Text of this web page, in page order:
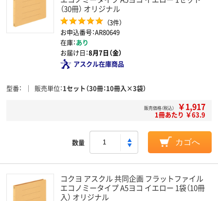
（30冊） オリジナル
（3件）
お申込番号：AR80649
在庫：あり
お届け日：8月7日（金）
アスクル在庫商品
型番 販売単位 1セット（30冊：10冊入×3袋）
販売価格（税込） ￥1,917
1冊あたり ￥63.9
数量 カゴへ
コクヨ アスクル 共同企画 フラットファイル
エコノミータイプ A5ヨコ イエロー 1袋（10冊
入） オリジナル